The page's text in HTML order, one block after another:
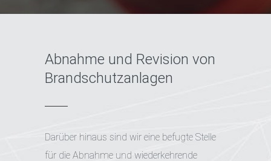
Abnahme und Revision von
Brandschutzanlagen
Darüber hinaus sind wir eine befugte Stelle
für die Abnahme und wiederkehrende